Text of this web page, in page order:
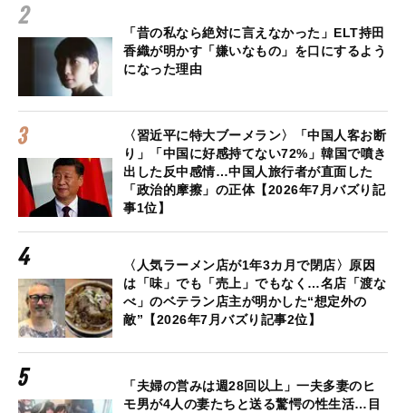
「昔の私なら絶対に言えなかった」ELT持田
香織が明かす「嫌いなもの」を口にするよう
になった理由
〈習近平に特大ブーメラン〉「中国人客お断
り」「中国に好感持てない72%」韓国で噴き
出した反中感情…中国人旅行者が直面した
「政治的摩擦」の正体【2026年7月バズり記
事1位】
〈人気ラーメン店が1年3カ月で閉店〉原因
は「味」でも「売上」でもなく…名店「渡な
べ」のベテラン店主が明かした“想定外の
敵”【2026年7月バズり記事2位】
「夫婦の営みは週28回以上」一夫多妻のヒ
モ男が4人の妻たちと送る驚愕の性生活…目